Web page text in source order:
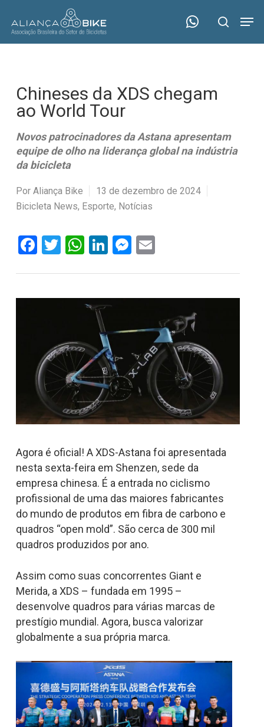
main
search
Chineses da XDS chegam
ao World Tour
Novos patrocinadores da Astana apresentam
equipe de olho na liderança global na indústria
da bicicleta
Por Aliança Bike
13 de dezembro de 2024
Bicicleta News, Esporte, Notícias
Facebook
Twitter
WhatsApp
LinkedIn
Messenger
Email
Agora é oficial! A XDS-Astana foi apresentada
nesta sexta-feira em Shenzen, sede da
empresa chinesa. É a entrada no ciclismo
profissional de uma das maiores fabricantes
do mundo de produtos em fibra de carbono e
quadros “open mold”. São cerca de 300 mil
quadros produzidos por ano.
Assim como suas concorrentes Giant e
Merida, a XDS – fundada em 1995 –
desenvolve quadros para várias marcas de
prestígio mundial. Agora, busca valorizar
globalmente a sua própria marca.